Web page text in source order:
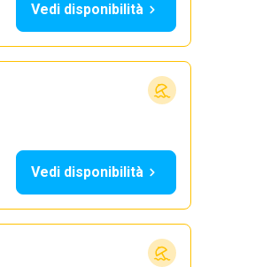
Vedi disponibilità
Vedi disponibilità